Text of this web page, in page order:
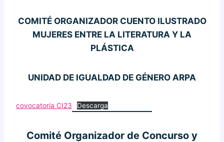
COMITÉ ORGANIZADOR CUENTO ILUSTRADO
MUJERES ENTRE LA LITERATURA Y LA
PLÁSTICA
UNIDAD DE IGUALDAD DE GÉNERO ARPA
covocatoria CI23 Descarga
Comité Organizador de Concurso y